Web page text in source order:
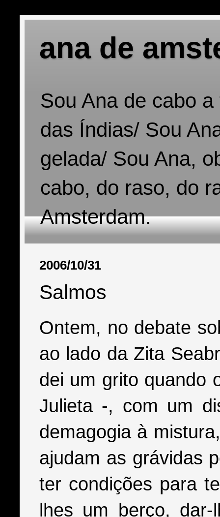
ana de
Sou Ana de cabo
das Índias/ Sou
gelada/ Sou Ana,
cabo, do raso, do
Amsterdam.
2006/10/31
Salmos
Ontem, no debate
ao lado da Zita
dei um grito quando
Julieta -, com um
demagogia à
ajudam as grávidas
ter condições para
lhes um berço,